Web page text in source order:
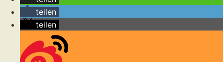
teilen
teilen